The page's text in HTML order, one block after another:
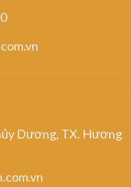
Dương, TX. Hương